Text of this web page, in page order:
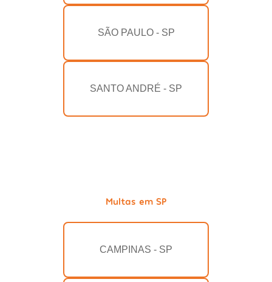
SÃO PAULO - SP
SANTO ANDRÉ - SP
Multas em SP
CAMPINAS - SP